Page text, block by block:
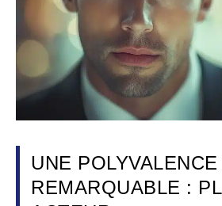
UNE POLYVALENCE
REMARQUABLE :